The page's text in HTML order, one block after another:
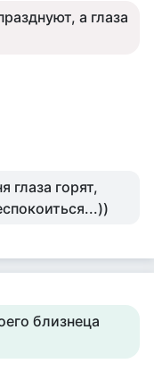
а глаза
глаза горят,
близнеца